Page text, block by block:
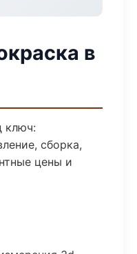
в
ключ:
сборка,
цены и